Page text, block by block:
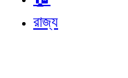
রাজ্য